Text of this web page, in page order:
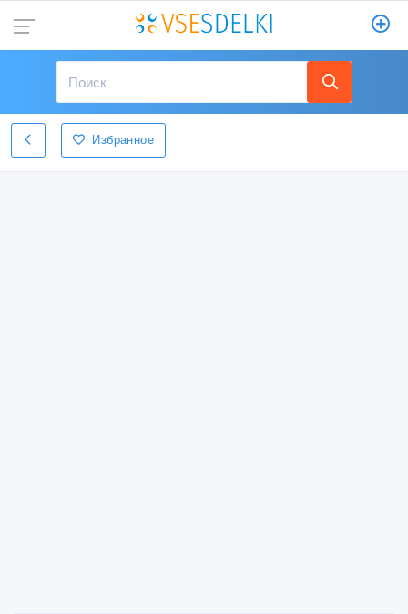
Избранное